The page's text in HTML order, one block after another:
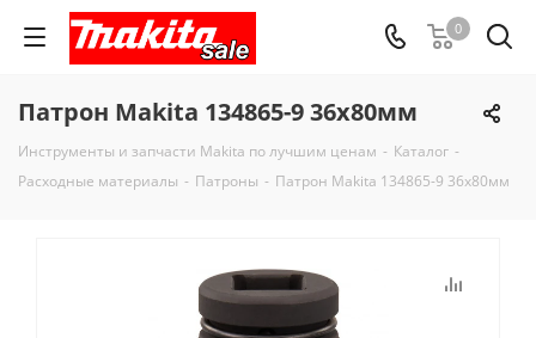
0
Патрон Makita 134865-9 36x80мм
Инструменты и запчасти Makita по лучшим ценам - Каталог -
Расходные материалы - Патроны - Патрон Makita 134865-9 36x80мм